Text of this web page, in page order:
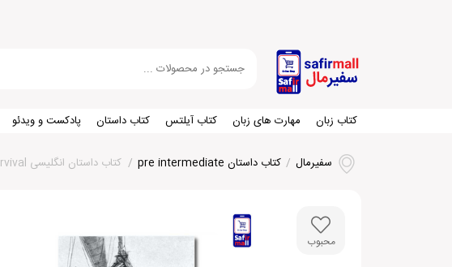
کتاب زبان مهارت های زبان کتاب آیلتس کتاب داستان پادکست و ویدئو
سفیرمال / کتاب داستان pre intermediate / کتاب داستان انگلیسی Stories of Survival
محبوب